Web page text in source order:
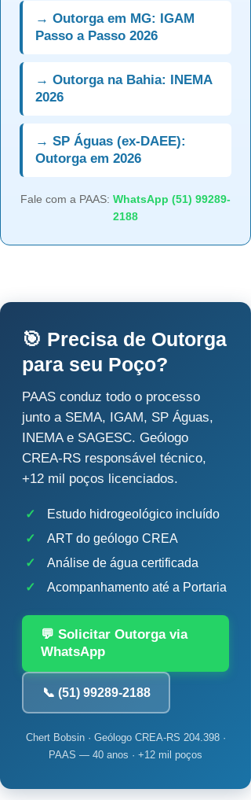
→ Outorga em MG: IGAM
Passo a Passo 2026
→ Outorga na Bahia: INEMA
2026
→ SP Águas (ex-DAEE):
Outorga em 2026
Fale com a PAAS: WhatsApp (51) 99289-
2188
🎯 Precisa de Outorga
para seu Poço?
PAAS conduz todo o processo
junto a SEMA, IGAM, SP Águas,
INEMA e SAGESC. Geólogo
CREA-RS responsável técnico,
+12 mil poços licenciados.
✓
Estudo hidrogeológico incluído
✓
ART do geólogo CREA
✓
Análise de água certificada
✓
Acompanhamento até a Portaria
💬 Solicitar Outorga via
WhatsApp
📞 (51) 99289-2188
Chert Bobsin · Geólogo CREA-RS 204.398 ·
PAAS — 40 anos · +12 mil poços